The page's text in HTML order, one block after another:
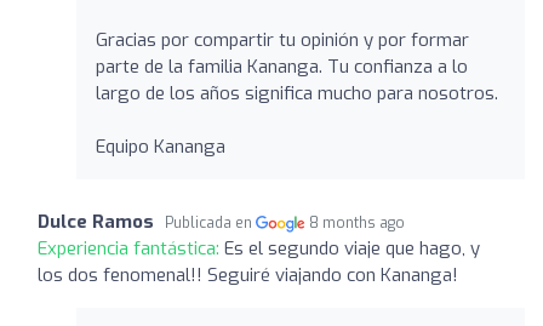
Gracias por compartir tu opinión y por formar
parte de la familia Kananga. Tu confianza a lo
largo de los años significa mucho para nosotros.
Equipo Kananga
Dulce Ramos Publicada en 8 months ago
Experiencia fantástica: Es el segundo viaje que hago, y
los dos fenomenal!! Seguiré viajando con Kananga!